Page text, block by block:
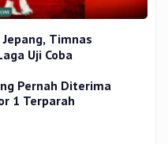
Timnas
Uji Coba
Pernah Diterima
1 Terparah